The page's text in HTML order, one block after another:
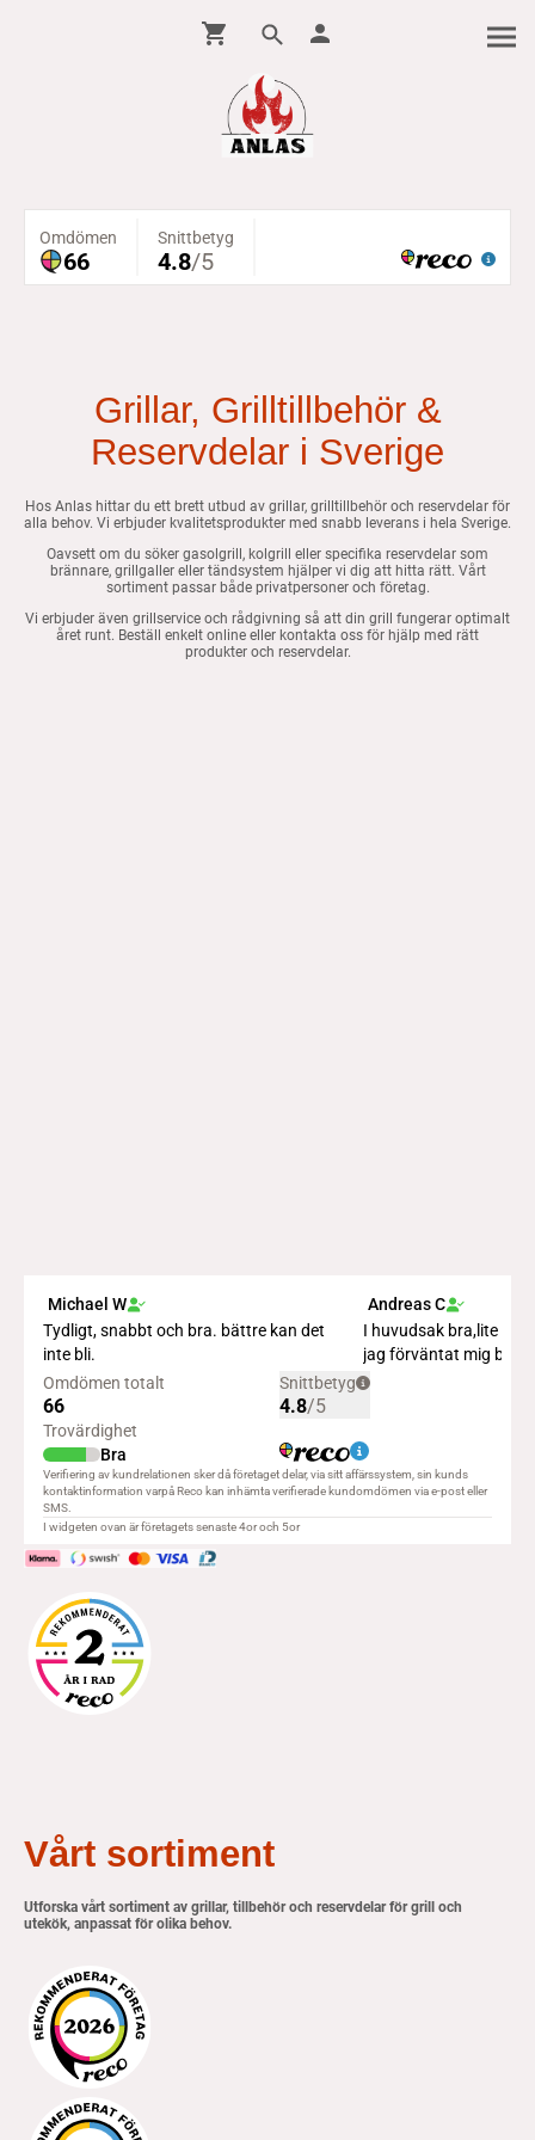
Grillar, Grilltillbehör &
Reservdelar i Sverige
Hos Anlas hittar du ett brett utbud av grillar, grilltillbehör och reservdelar för
alla behov. Vi erbjuder kvalitetsprodukter med snabb leverans i hela Sverige.
Oavsett om du söker gasolgrill, kolgrill eller specifika reservdelar som
brännare, grillgaller eller tändsystem hjälper vi dig att hitta rätt. Vårt
sortiment passar både privatpersoner och företag.
Vi erbjuder även grillservice och rådgivning så att din grill fungerar optimalt
året runt. Beställ enkelt online eller kontakta oss för hjälp med rätt
produkter och reservdelar.
Vårt sortiment
Utforska vårt sortiment av grillar, tillbehör och reservdelar för grill och
utekök, anpassat för olika behov.